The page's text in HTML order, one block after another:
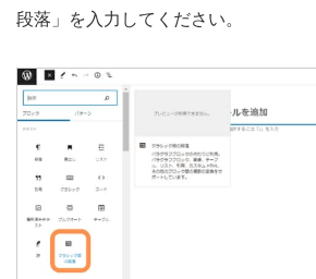
段落」を入力してください。